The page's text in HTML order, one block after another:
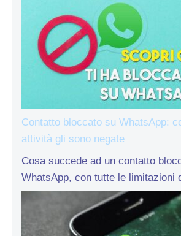
Contatto bloccato su WhatsApp:
attività gli sono negate
Cosa succede ad un contatto
WhatsApp, con tutte le limitazioni